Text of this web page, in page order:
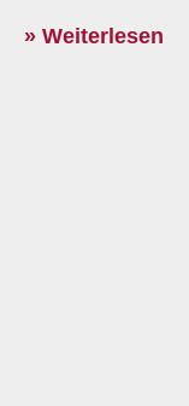
» Weiterlesen